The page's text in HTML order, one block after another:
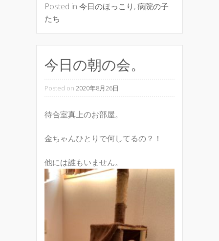
Posted in 今日のほっこり ,病院の子
たち
今日の朝の会。
Posted on 2020年8月26日
待合室真上のお部屋。
金ちゃんひとりで何してるの？！
他には誰もいません。